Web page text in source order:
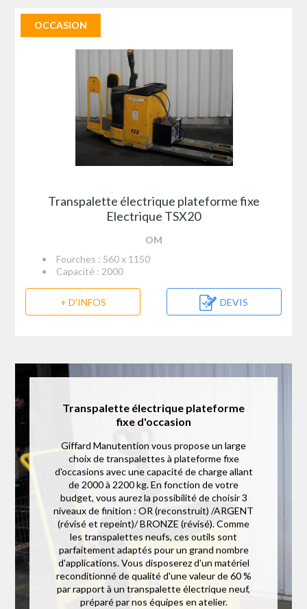
OCCASION
Transpalette électrique plateforme fixe
Electrique TSX20
OM
Fourches : 560 x 1150
Capacité : 2000
+ D'INFOS DEVIS
Transpalette électrique plateforme
fixe d'occasion
Giffard Manutention vous propose un large
choix de transpalettes à plateforme fixe
d'occasions avec une capacité de charge allant
de 2000 à 2200 kg. En fonction de votre
budget, vous aurez la possibilité de choisir 3
niveaux de finition : OR (reconstruit) /ARGENT
(révisé et repeint)/ BRONZE (révisé). Comme
les transpalettes neufs, ces outils sont
parfaitement adaptés pour un grand nombre
d'applications. Vous disposerez d'un matériel
reconditionné de qualité d'une valeur de 60 %
par rapport à un transpalette électrique neuf,
préparé par nos équipes en atelier.